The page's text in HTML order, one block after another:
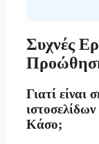
Συχνές
Γιατί
Κάσο;